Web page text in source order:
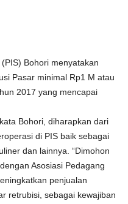
Bohori menyatakan
Pasar minimal Rp1 M atau
2017 yang mencapai
Bohori, diharapkan dari
di PIS baik sebagai
dan lainnya. “Dimohon
Asosiasi Pedagang
penjualan
retrubisi, sebagai kewajiban